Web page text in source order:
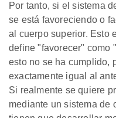
Por tanto, si el sistema
se está favoreciendo o
al cuerpo superior. Esto
define "favorecer" como
esto no se ha cumplido,
exactamente igual al
Si realmente se quiere
mediante un sistema de